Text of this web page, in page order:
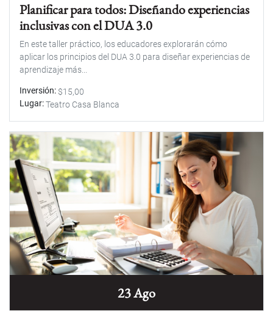
Planificar para todos: Diseñando experiencias
inclusivas con el DUA 3.0
En este taller práctico, los educadores explorarán cómo
aplicar los principios del DUA 3.0 para diseñar experiencias de
aprendizaje más...
Inversión $15,00
Lugar Teatro Casa Blanca
23 Ago